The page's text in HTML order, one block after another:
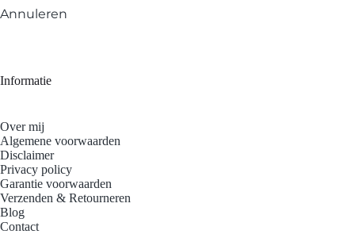
Annuleren
Informatie
Over mij
Algemene voorwaarden
Disclaimer
Privacy policy
Garantie voorwaarden
Verzenden & Retourneren
Blog
Contact